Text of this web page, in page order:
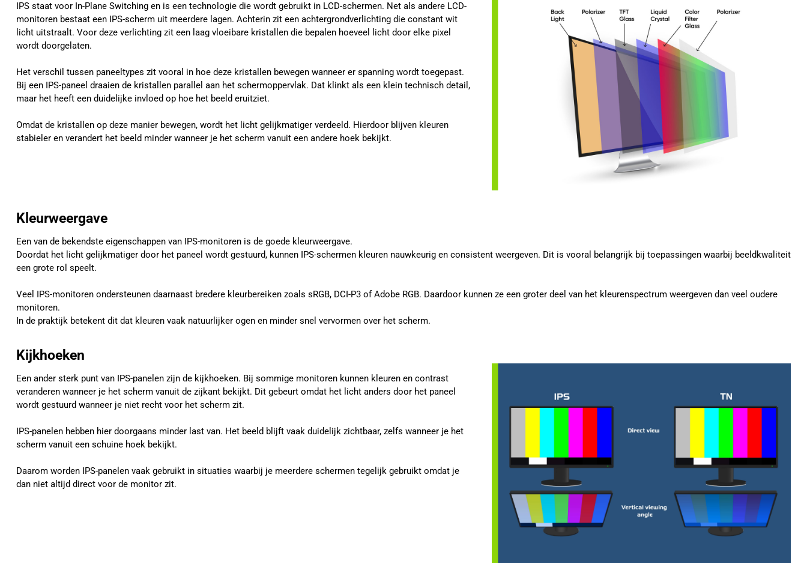
IPS staat voor In-Plane Switching en is een technologie die wordt gebruikt in LCD-schermen. Net als andere LCD-
monitoren bestaat een IPS-scherm uit meerdere lagen. Achterin zit een achtergrondverlichting die constant wit
licht uitstraalt. Voor deze verlichting zit een laag vloeibare kristallen die bepalen hoeveel licht door elke pixel
wordt doorgelaten.
Het verschil tussen paneeltypes zit vooral in hoe deze kristallen bewegen wanneer er spanning wordt toegepast.
Bij een IPS-paneel draaien de kristallen parallel aan het schermoppervlak. Dat klinkt als een klein technisch detail,
maar het heeft een duidelijke invloed op hoe het beeld eruitziet.
Omdat de kristallen op deze manier bewegen, wordt het licht gelijkmatiger verdeeld. Hierdoor blijven kleuren
stabieler en verandert het beeld minder wanneer je het scherm vanuit een andere hoek bekijkt.
Kleurweergave
Een van de bekendste eigenschappen van IPS-monitoren is de goede kleurweergave.
Doordat het licht gelijkmatiger door het paneel wordt gestuurd, kunnen IPS-schermen kleuren nauwkeurig en consistent weergeven. Dit is vooral belangrijk bij toepassingen waarbij beeldkwaliteit
een grote rol speelt.
Veel IPS-monitoren ondersteunen daarnaast bredere kleurbereiken zoals sRGB, DCI-P3 of Adobe RGB. Daardoor kunnen ze een groter deel van het kleurenspectrum weergeven dan veel oudere
monitoren.
In de praktijk betekent dit dat kleuren vaak natuurlijker ogen en minder snel vervormen over het scherm.
Kijkhoeken
Een ander sterk punt van IPS-panelen zijn de kijkhoeken. Bij sommige monitoren kunnen kleuren en contrast
veranderen wanneer je het scherm vanuit de zijkant bekijkt. Dit gebeurt omdat het licht anders door het paneel
wordt gestuurd wanneer je niet recht voor het scherm zit.
IPS-panelen hebben hier doorgaans minder last van. Het beeld blijft vaak duidelijk zichtbaar, zelfs wanneer je het
scherm vanuit een schuine hoek bekijkt.
Daarom worden IPS-panelen vaak gebruikt in situaties waarbij je meerdere schermen tegelijk gebruikt omdat je
dan niet altijd direct voor de monitor zit.